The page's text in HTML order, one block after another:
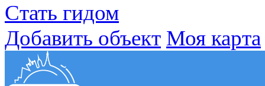
Стать гидом
Добавить объект Моя карта